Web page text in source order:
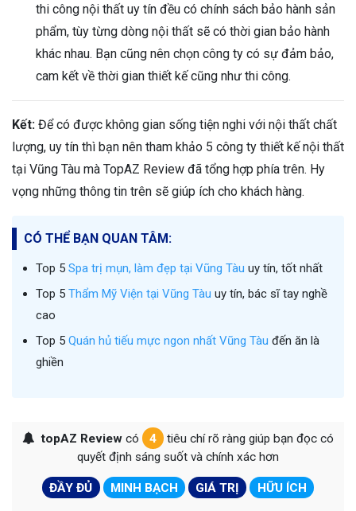
thi công nội thất uy tín đều có chính sách bảo hành sản
phẩm, tùy từng dòng nội thất sẽ có thời gian bảo hành
khác nhau. Bạn cũng nên chọn công ty có sự đảm bảo,
cam kết về thời gian thiết kế cũng như thi công.
Kết: Để có được không gian sống tiện nghi với nội thất chất
lượng, uy tín thì bạn nên tham khảo 5 công ty thiết kế nội thất
tại Vũng Tàu mà TopAZ Review đã tổng hợp phía trên. Hy
vọng những thông tin trên sẽ giúp ích cho khách hàng.
CÓ THỂ BẠN QUAN TÂM:
Top 5 Spa trị mụn, làm đẹp tại Vũng Tàu uy tín, tốt nhất
Top 5 Thẩm Mỹ Viện tại Vũng Tàu uy tín, bác sĩ tay nghề
cao
Top 5 Quán hủ tiếu mực ngon nhất Vũng Tàu đến ăn là
ghiền
topAZ Reviewcó 4
tiêu chí rõ ràng giúp bạn đọc có
quyết định sáng suốt và chính xác hơn
ĐẦY ĐỦ MINH BẠCH GIÁ TRỊ HỮU ÍCH